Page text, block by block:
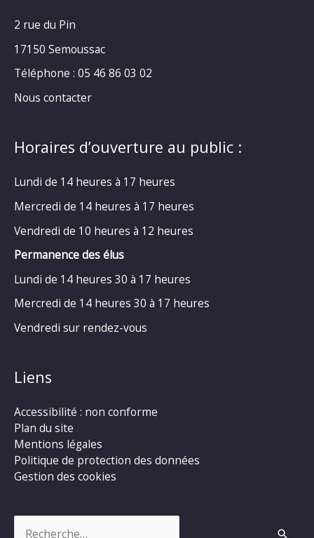
2 rue du Pin
17150 Semoussac
Téléphone : 05 46 86 03 02
Nous contacter
Horaires d’ouverture au public :
Lundi de 14 heures à 17 heures
Mercredi de 14 heures à 17 heures
Vendredi de 10 heures à 12 heures
Permanence des élus
Lundi de 14 heures 30 à 17 heures
Mercredi de 14 heures 30 à 17 heures
Vendredi sur rendez-vous
Liens
Accessibilité : non conforme
Plan du site
Mentions légales
Politique de protection des données
Gestion des cookies